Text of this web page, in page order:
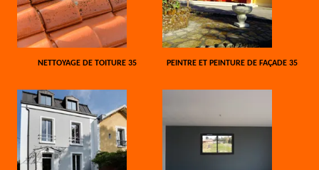
NETTOYAGE DE TOITURE 35 PEINTRE ET PEINTURE DE FAÇADE 35